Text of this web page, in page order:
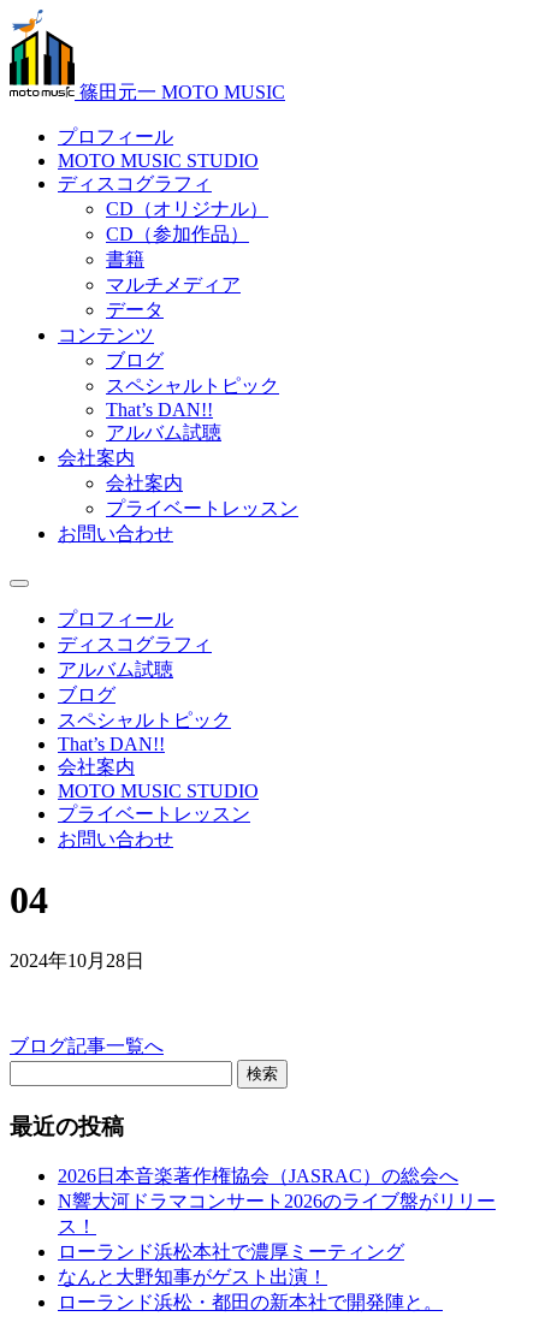
篠田元一 MOTO MUSIC
プロフィール
MOTO MUSIC STUDIO
ディスコグラフィ
CD（オリジナル）
CD（参加作品）
書籍
マルチメディア
データ
コンテンツ
ブログ
スペシャルトピック
That’s DAN!!
アルバム試聴
会社案内
会社案内
プライベートレッスン
お問い合わせ
プロフィール
ディスコグラフィ
アルバム試聴
ブログ
スペシャルトピック
That’s DAN!!
会社案内
MOTO MUSIC STUDIO
プライベートレッスン
お問い合わせ
04
2024年10月28日
ブログ記事一覧へ
検索
最近の投稿
2026日本音楽著作権協会（JASRAC）の総会へ
N響大河ドラマコンサート2026のライブ盤がリリー
ス！
ローランド浜松本社で濃厚ミーティング
なんと大野知事がゲスト出演！
ローランド浜松・都田の新本社で開発陣と。